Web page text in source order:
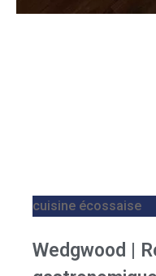
cuisine écossaise
Wedgwood |